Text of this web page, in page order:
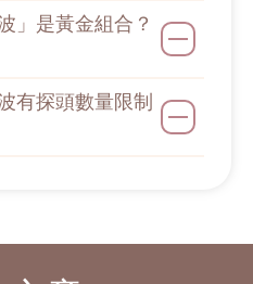
」是黃金組合？
有探頭數量限制